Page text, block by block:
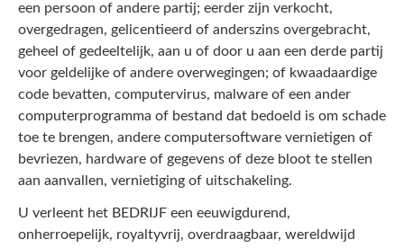
een persoon of andere partij; eerder zijn verkocht,
overgedragen, gelicentieerd of anderszins overgebracht,
geheel of gedeeltelijk, aan u of door u aan een derde partij
voor geldelijke of andere overwegingen; of kwaadaardige
code bevatten, computervirus, malware of een ander
computerprogramma of bestand dat bedoeld is om schade
toe te brengen, andere computersoftware vernietigen of
bevriezen, hardware of gegevens of deze bloot te stellen
aan aanvallen, vernietiging of uitschakeling.
U verleent het BEDRIJF een eeuwigdurend,
onherroepelijk, royaltyvrij, overdraagbaar, wereldwijd